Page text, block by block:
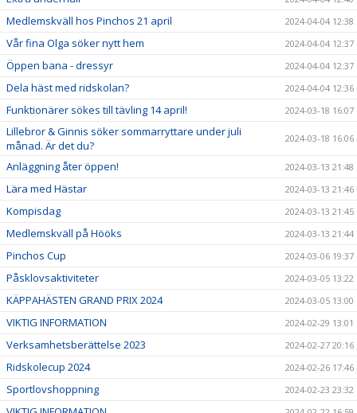
Medlemskväll hos Pinchos 21 april 2024-04-04 12:38
Vår fina Olga söker nytt hem 2024-04-04 12:37
Öppen bana - dressyr 2024-04-04 12:37
Dela häst med ridskolan? 2024-04-04 12:36
Funktionärer sökes till tävling 14 april! 2024-03-18 16:07
Lillebror & Ginnis söker sommarryttare under juli
månad. Är det du?
2024-03-18 16:06
Anläggning åter öppen! 2024-03-13 21:48
Lära med Hästar 2024-03-13 21:46
Kompisdag 2024-03-13 21:45
Medlemskväll på Hööks 2024-03-13 21:44
Pinchos Cup 2024-03-06 19:37
Påsklovsaktiviteter 2024-03-05 13:22
KÄPPAHÄSTEN GRAND PRIX 2024 2024-03-05 13:00
VIKTIG INFORMATION 2024-02-29 13:01
Verksamhetsberättelse 2023 2024-02-27 20:16
Ridskolecup 2024 2024-02-26 17:46
Sportlovshoppning 2024-02-23 23:32